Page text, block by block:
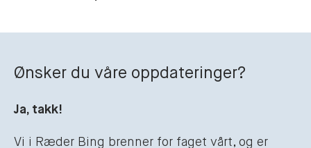
Ønsker du våre oppdateringer?
Ja, takk!
Vi i Ræder Bing brenner for faget vårt, og er